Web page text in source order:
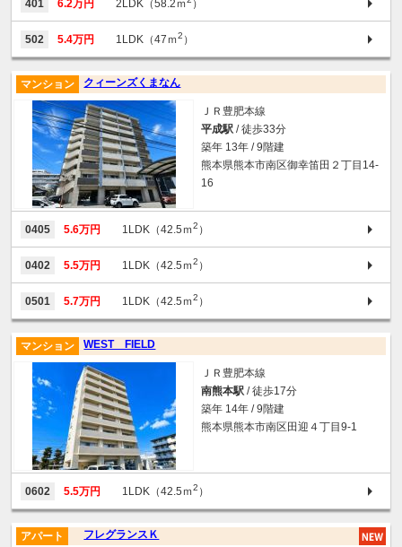
401 6.2万円 2LDK（58.2ｍ ）
502 5.4万円 1LDK（47ｍ2 ）
クィーンズくまなん
マンション
ＪＲ豊肥本線
平成駅 / 徒歩33分
築年 13年 / 9階建
熊本県熊本市南区御幸笛田２丁目14-
16
0405 5.6万円 1LDK（42.5ｍ2 ）
0402 5.5万円 1LDK（42.5ｍ2 ）
0501 5.7万円 1LDK（42.5ｍ2 ）
WEST FIELD
マンション
ＪＲ豊肥本線
南熊本駅 / 徒歩17分
築年 14年 / 9階建
熊本県熊本市南区田迎４丁目9-1
0602 5.5万円 1LDK（42.5ｍ2 ）
フレグランスＫ
アパート